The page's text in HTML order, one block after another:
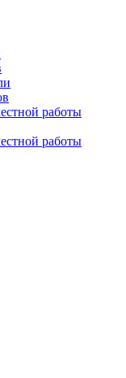
работы
работы